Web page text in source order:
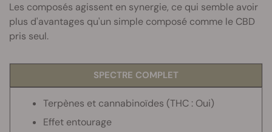
Les composés agissent en synergie, ce qui semble avoir
plus d'avantages qu'un simple composé comme le CBD
pris seul.
SPECTRE COMPLET
Terpènes et cannabinoïdes (THC : Oui)
Effet entourage